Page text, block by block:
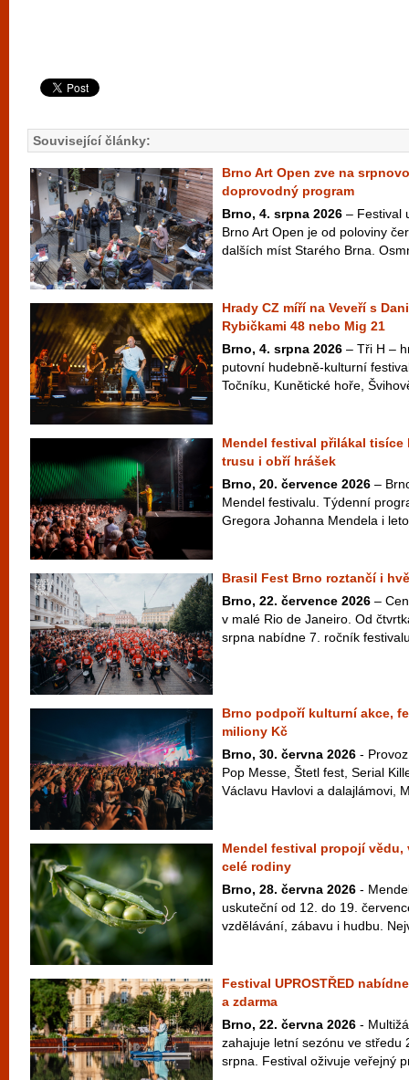
Související články:
Brno Art Open zve na
doprovodný program
Brno, 4. srpna 2026 – Festival
Brno Art Open je od poloviny
dalších míst Starého Brna.
Hrady CZ míří na Veveří s
Rybičkami 48 nebo Mig 21
Brno, 4. srpna 2026 – Tři H –
putovní hudebně-kulturní
Točníku, Kunětické hoře,
Mendel festival přilákal tisíce
trusu i obří hrášek
Brno, 20. července 2026 –
Mendel festivalu. Týdenní
Gregora Johanna Mendela i
Brasil Fest Brno roztančí i
Brno, 22. července 2026 –
v malé Rio de Janeiro. Od
srpna nabídne 7. ročník
Brno podpoří kulturní akce,
miliony Kč
Brno, 30. června 2026 -
Pop Messe, Štetl fest, Serial
Václavu Havlovi a dalajlámovi,
Mendel festival propojí vědu,
celé rodiny
Brno, 28. června 2026 -
uskuteční od 12. do 19.
vzdělávání, zábavu i hudbu.
Festival UPROSTŘED
a zdarma
Brno, 22. června 2026 -
zahajuje letní sezónu ve středu
srpna. Festival oživuje veřejný